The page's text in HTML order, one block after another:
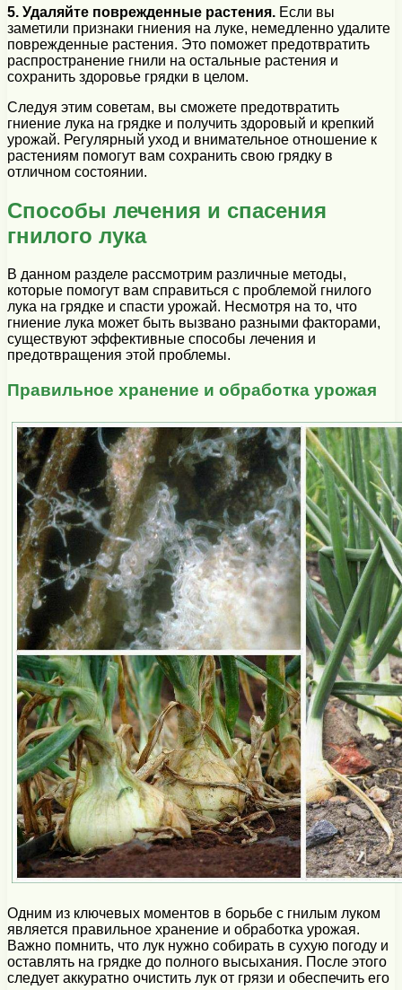
5. Удаляйте поврежденные растения. Если вы
заметили признаки гниения на луке, немедленно удалите
поврежденные растения. Это поможет предотвратить
распространение гнили на остальные растения и
сохранить здоровье грядки в целом.
Следуя этим советам, вы сможете предотвратить
гниение лука на грядке и получить здоровый и крепкий
урожай. Регулярный уход и внимательное отношение к
растениям помогут вам сохранить свою грядку в
отличном состоянии.
Способы лечения и спасения
гнилого лука
В данном разделе рассмотрим различные методы,
которые помогут вам справиться с проблемой гнилого
лука на грядке и спасти урожай. Несмотря на то, что
гниение лука может быть вызвано разными факторами,
существуют эффективные способы лечения и
предотвращения этой проблемы.
Правильное хранение и обработка урожая
Одним из ключевых моментов в борьбе с гнилым луком
является правильное хранение и обработка урожая.
Важно помнить, что лук нужно собирать в сухую погоду и
оставлять на грядке до полного высыхания. После этого
следует аккуратно очистить лук от грязи и обеспечить его